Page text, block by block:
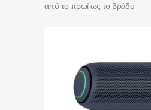
από το πρωί ως το βράδυ.